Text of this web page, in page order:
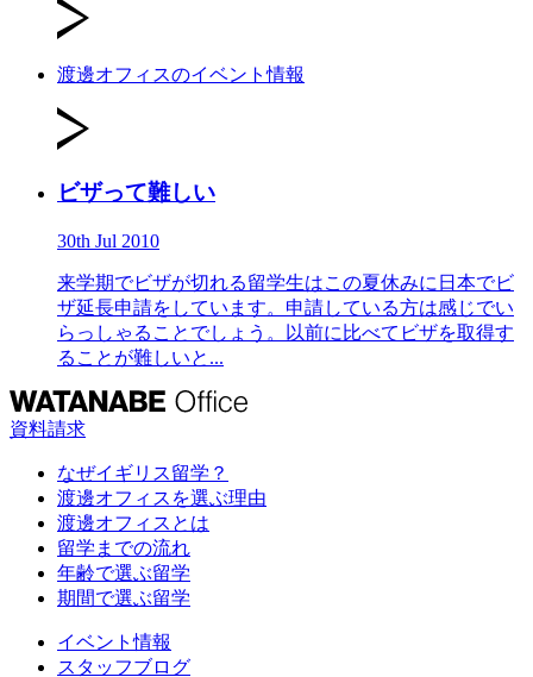
渡邊オフィスのイベント情報
ビザって難しい
30th Jul 2010
来学期でビザが切れる留学生はこの夏休みに日本でビ
ザ延長申請をしています。申請している方は感じでい
らっしゃることでしょう。以前に比べてビザを取得す
ることが難しいと...
資料請求
なぜイギリス留学？
渡邊オフィスを選ぶ理由
渡邊オフィスとは
留学までの流れ
年齢で選ぶ留学
期間で選ぶ留学
イベント情報
スタッフブログ